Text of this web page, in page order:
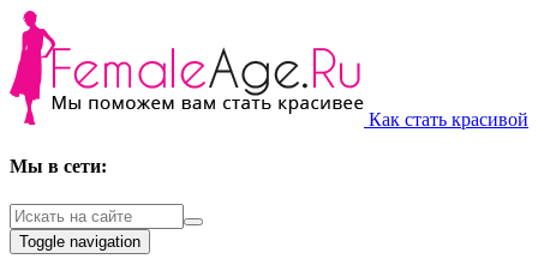
Как стать красивой
Мы в сети:
Toggle navigation